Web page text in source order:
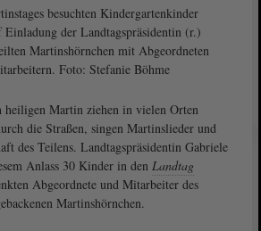
besuchten Kindergartenkinder
Einladung der Landtagspräsidentin (r.)
Martinshörnchen mit Abgeordneten
Foto: Stefanie Böhme
heiligen Martin ziehen in vielen Orten
die Straßen, singen Martinslieder und
des Teilens. Landtagspräsidentin Gabriele
Anlass 30 Kinder in den Landtag
Abgeordnete und Mitarbeiter des
Martinshörnchen.